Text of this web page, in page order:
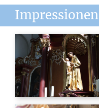
Impressionen